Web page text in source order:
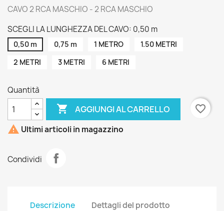
CAVO 2 RCA MASCHIO - 2 RCA MASCHIO
SCEGLI LA LUNGHEZZA DEL CAVO: 0,50 m
0,50 m 0,75 m 1 METRO
1.50 METRI
2 METRI
3 METRI 6 METRI
Quantità
 AGGIUNGI AL CARRELLO
favorite_border
 Ultimi articoli in magazzino
Condividi
Descrizione Dettagli del prodotto